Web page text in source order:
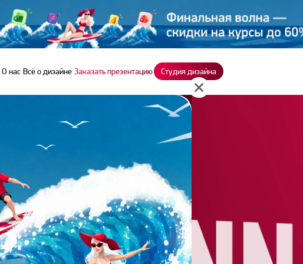
О нас Всё о дизайне Заказать презентацию Студия дизайна